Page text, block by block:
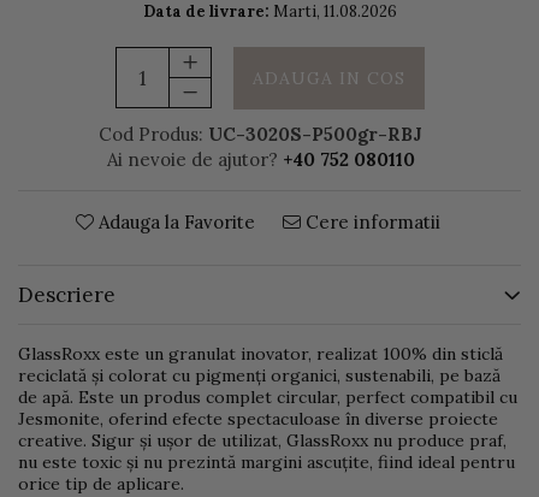
Data de livrare: Marti, 11.08.2026
ADAUGA IN COS
Cod Produs: UC-3020S-P500gr-RBJ
Ai nevoie de ajutor? +40 752 080110
Adauga la Favorite Cere informatii
Descriere
GlassRoxx este un granulat inovator, realizat 100% din sticlă
reciclată și colorat cu pigmenți organici, sustenabili, pe bază
de apă. Este un produs complet circular, perfect compatibil cu
Jesmonite, oferind efecte spectaculoase în diverse proiecte
creative. Sigur și ușor de utilizat, GlassRoxx nu produce praf,
nu este toxic și nu prezintă margini ascuțite, fiind ideal pentru
orice tip de aplicare.